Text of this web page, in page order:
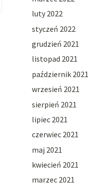
luty 2022
styczeń 2022
grudzień 2021
listopad 2021
październik 2021
wrzesień 2021
sierpień 2021
lipiec 2021
czerwiec 2021
maj 2021
kwiecień 2021
marzec 2021